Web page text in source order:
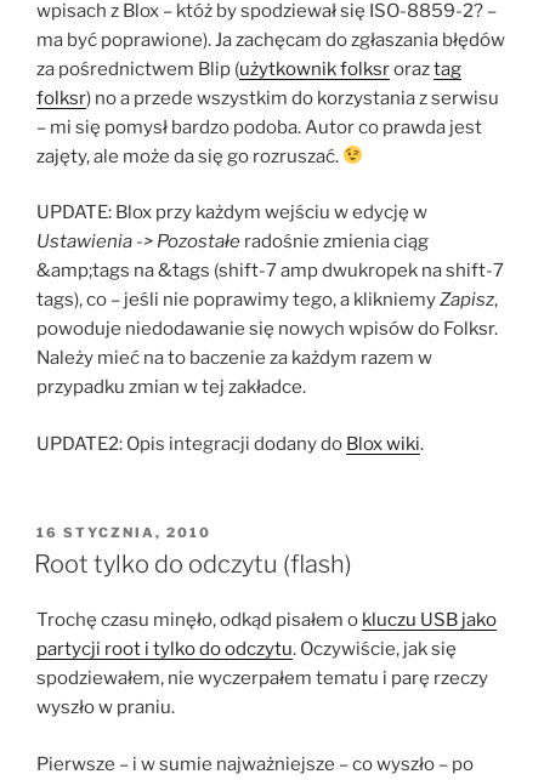
wpisach z Blox – któż by spodziewał się ISO-8859-2? –
ma być poprawione). Ja zachęcam do zgłaszania błędów
za pośrednictwem Blip (użytkownik folksroraztag
folksr) no a przede wszystkim do korzystania z serwisu
– mi się pomysł bardzo podoba. Autor co prawda jest
zajęty, ale może da się go rozruszać.
UPDATE: Blox przy każdym wejściu w edycję w
Ustawienia -> Pozostałe radośnie zmienia ciąg
&amp;tags na &tags (shift-7 amp dwukropek na shift-7
tags), co – jeśli nie poprawimy tego, a klikniemyZapisz,
powoduje niedodawanie się nowych wpisów do Folksr.
Należy mieć na to baczenie za każdym razem w
przypadku zmian w tej zakładce.
UPDATE2: Opis integracji dodany do Blox wiki.
OPUBLIKOWANE
W
16 STYCZNIA, 2010
Root tylko do odczytu (flash)
Trochę czasu minęło, odkąd pisałem o kluczu USB jako
partycji root i tylko do odczytu. Oczywiście, jak się
spodziewałem, nie wyczerpałem tematu i parę rzeczy
wyszło w praniu.
Pierwsze – i w sumie najważniejsze – co wyszło – po